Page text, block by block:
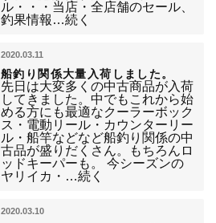
ル・・・当店・全店舗のセール、
釣果情報…続く
2020.03.11
船釣り関係大量入荷しました。
先日は大変多くの中古商品が入荷
してきました。中でもこれから始
める方にも最適なクーラーボック
ス・電動リール・カウンターリー
ル・船竿などなど船釣り関係の中
古品が盛りだくさん。もちろんロ
ッドキーパーも。 今シーズンの
ヤリイカ・…続く
2020.03.10